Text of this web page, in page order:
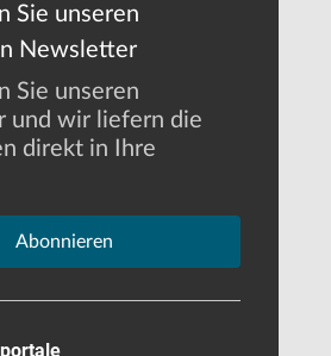
Sie unseren
Newsletter
Sie unseren
und wir liefern die
direkt in Ihre
Abonnieren